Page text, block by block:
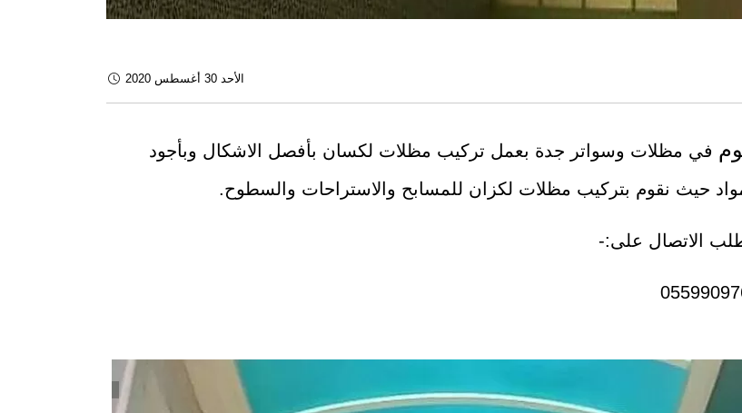
الأحد 30 أغسطس 2020
في مظلات وسواتر جدة بعمل تركيب مظلات لكسان بأفصل الاشكال وبأجود
حيث نقوم بتركيب مظلات لكزان للمسابح والاستراحات والسطوح.
الاتصال على:-